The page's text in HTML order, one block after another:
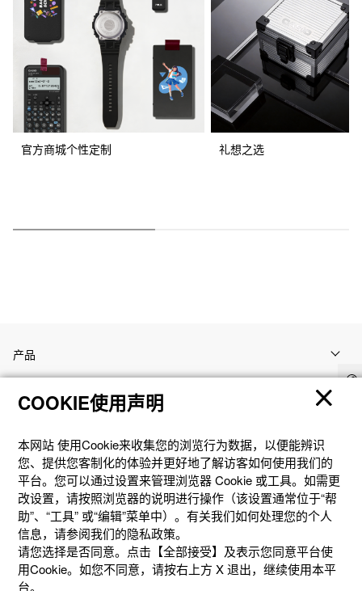
官方商城个性定制 礼想之选
产品
客户支持
资讯
社交媒体
COOKIE使用声明
本网站 使⽤Cookie来收集您的浏览⾏为数据，以便能辨识
您、提供您客制化的体验并更好地了解访客如何使⽤我们的
平台。您可以通过设置来管理浏览器 Cookie 或⼯具。如需更
改设置，请按照浏览器的说明进⾏操作（该设置通常位于“帮
助”、“⼯具” 或“编辑”菜单中）。有关我们如何处理您的个⼈
信息，请参阅我们的隐私政策。
请您选择是否同意。点击【全部接受】及表示您同意平台使
用Cookie。如您不同意，请按右上⽅ X 退出，继续使⽤本平
台。